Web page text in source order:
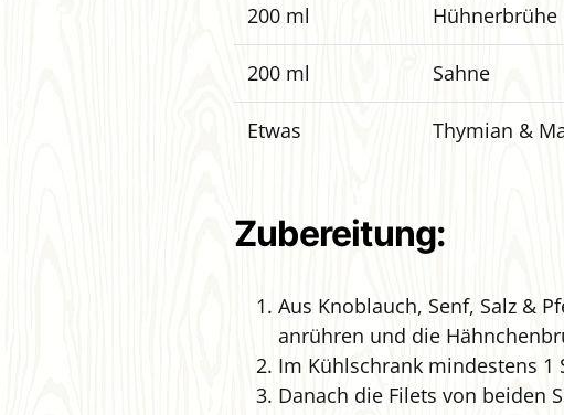
200 ml Hühnerbrühe
200 ml Sahne
Etwas Thymian &
Zubereitung:
Aus Knoblauch, Senf, Salz &
anrühren und die
Im Kühlschrank mindestens 1
Danach die Filets von beiden